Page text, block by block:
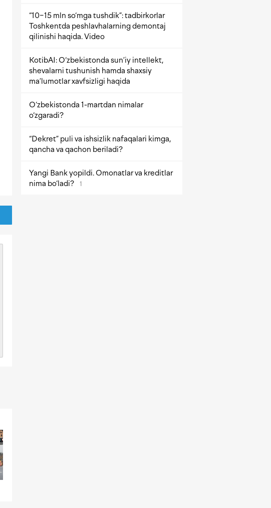
“10−15 mln so‘mga tushdik”: tadbirkorlar
Toshkentda peshlavhalarning demontaj
qilinishi haqida. Video
KotibAI: O‘zbekistonda sun’iy intellekt,
shevalarni tushunish hamda shaxsiy
ma’lumotlar xavfsizligi haqida
O‘zbekistonda 1-martdan nimalar
o‘zgaradi?
“Dekret” puli va ishsizlik nafaqalari kimga,
qancha va qachon beriladi?
Yangi Bank yopildi. Omonatlar va kreditlar
nima bo‘ladi?
1